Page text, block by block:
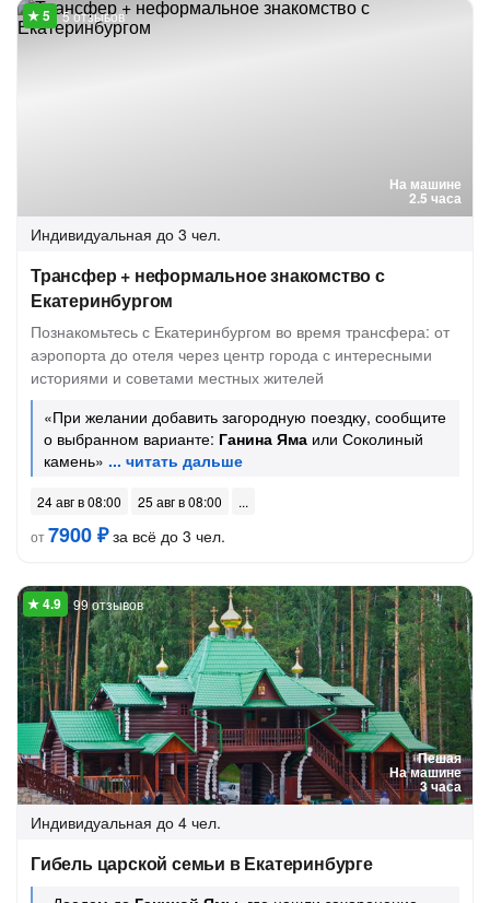
На машине
2.5 часа
5 отзывов
Индивидуальная до 3 чел.
Трансфер + неформальное знакомство с
Екатеринбургом
Познакомьтесь с Екатеринбургом во время трансфера: от
аэропорта до отеля через центр города с интересными
историями и советами местных жителей
«При желании добавить загородную поездку, сообщите
о выбранном варианте: Ганина Яма или Соколиный
камень»
24 авг в 08:00
25 авг в 08:00
от7900 ₽за всё до 3 чел.
Пешая
На машине
3 часа
99 отзывов
Индивидуальная до 4 чел.
Гибель царской семьи в Екатеринбурге